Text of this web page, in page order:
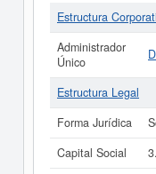
Estructura
Administrador
Único
Estructura Legal
Forma Jurídica
Capital Social